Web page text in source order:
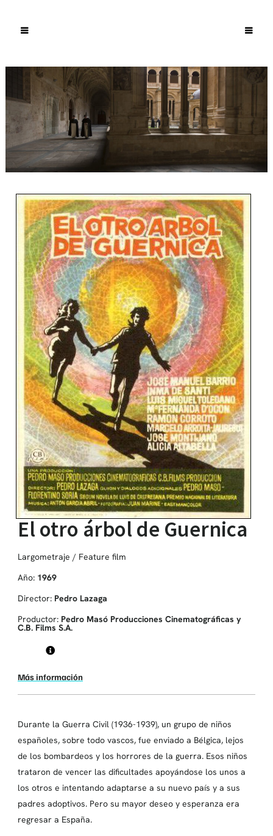
El otro árbol de Guernica
Largometraje / Feature film
Año: 1969
Director: Pedro Lazaga
Productor: Pedro Masó Producciones Cinematográficas y
C.B. Films S.A.
Más información
Durante la Guerra Civil (1936-1939), un grupo de niños
españoles, sobre todo vascos, fue enviado a Bélgica, lejos
de los bombardeos y los horrores de la guerra. Esos niños
trataron de vencer las dificultades apoyándose los unos a
los otros e intentando adaptarse a su nuevo país y a sus
padres adoptivos. Pero su mayor deseo y esperanza era
regresar a España.